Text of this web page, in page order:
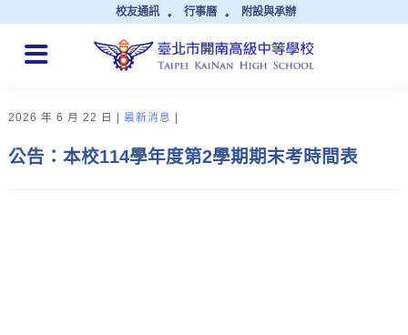
校友通訊 行事曆 附設與承辦
QUICK LINKS
2026 年 6 月 22 日 最新消息
公告：本校114學年度第2學期期末考時間表